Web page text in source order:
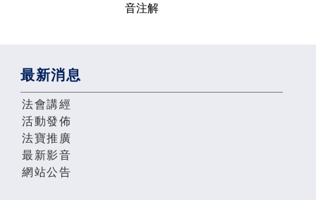
音注解
最新消息
法會講經
活動發佈
法寶推廣
最新影音
網站公告